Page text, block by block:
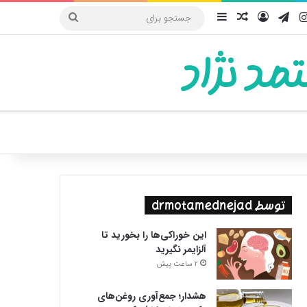
اینستاگرام
تلگرامورودنوشته تصادفی
سایدبار
جستجو
نژاد
پوسته
توسط drmotamednejad
این خوراکی‌ها را بخورید تا
آلزایمر نگیرید
2 ساعت پیش
هشدار؛ جمع‌آوری روغن‌های